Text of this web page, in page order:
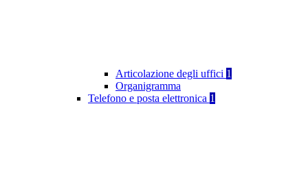
Articolazione degli uffici 1
Organigramma
Telefono e posta elettronica 1